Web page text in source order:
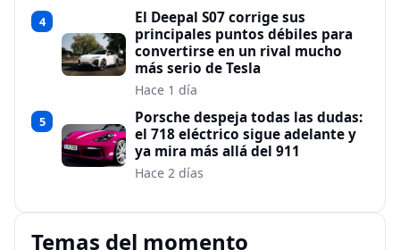
4
El Deepal S07 corrige sus
principales puntos débiles para
convertirse en un rival mucho
más serio de Tesla
Hace 1 día
5
Porsche despeja todas las dudas:
el 718 eléctrico sigue adelante y
ya mira más allá del 911
Hace 2 días
Temas del momento